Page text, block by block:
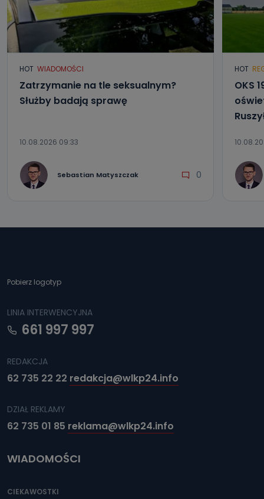
HOT WIADOMOŚCI
Zatrzymanie na tle seksualnym?
Służby badają sprawę
10.08.2026 09:33
Sebastian Matyszczak 0
HOT
OKS
Pobierz logotyp
LINIA INTERWENCYJNA
661 997 997
REDAKCJA
62 735 22 22 redakcja@wlkp24.info
DZIAŁ REKLAMY
62 735 01 85 reklama@wlkp24.info
WIADOMOŚCI
CIEKAWOSTKI